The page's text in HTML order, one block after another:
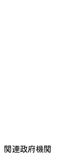
関連政府機関